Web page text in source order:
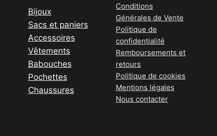
Bijoux
Sacs et paniers
Accessoires
Vêtements
Babouches
Pochettes
Chaussures
Conditions
Générales de Vente
Politique de
confidentialité
Remboursements et
retours
Politique de cookies
Mentions légales
Nous contacter